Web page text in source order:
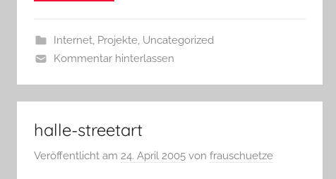
Internet, Projekte, Uncategorized
Kommentar hinterlassen
halle-streetart
Veröffentlicht am 24. April 2005 von frauschuetze